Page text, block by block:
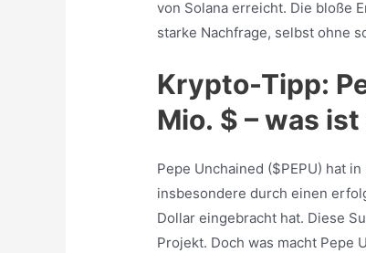
von Solana erreicht. Die bloße
starke Nachfrage, selbst ohne
Krypto-Tipp:
Mio. $ – was
Pepe Unchained ($PEPU) hat
insbesondere durch einen
Dollar eingebracht hat. Diese
Projekt. Doch was macht Pepe